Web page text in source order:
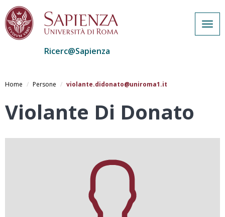
al
principale
Ricerc@Sapienza
Home Persone violante.didonato@uniroma1.it
Violante Di Donato